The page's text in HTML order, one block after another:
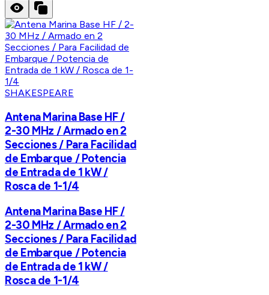
SHAKESPEARE
Antena Marina Base HF /
2-30 MHz / Armado en 2
Secciones / Para Facilidad
de Embarque / Potencia
de Entrada de 1 kW /
Rosca de 1-1/4
Antena Marina Base HF /
2-30 MHz / Armado en 2
Secciones / Para Facilidad
de Embarque / Potencia
de Entrada de 1 kW /
Rosca de 1-1/4